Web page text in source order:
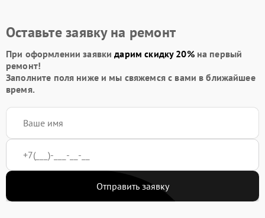
Оставьте заявку на ремонт
При оформлении заявкидарим скидку 20%на первый
ремонт!
Заполните поля ниже и мы свяжемся с вами в ближайшее
время.
Отправить заявку